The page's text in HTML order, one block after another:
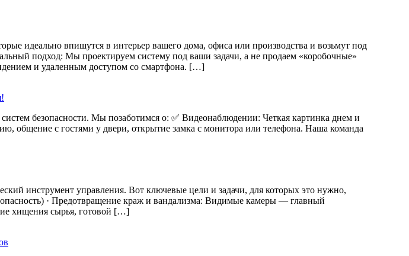
идеально впишутся в интерьер вашего дома, офиса или производства и возьмут под
подход: Мы проектируем систему под ваши задачи, а не продаем «коробочные»
и удаленным доступом со смартфона. […]
безопасности. Мы позаботимся о: ✅ Видеонаблюдении: Четкая картинка днем и
общение с гостями у двери, открытие замка с монитора или телефона. Наша команда
инструмент управления. Вот ключевые цели и задачи, для которых это нужно,
· Предотвращение краж и вандализма: Видимые камеры — главный
хищения сырья, готовой […]